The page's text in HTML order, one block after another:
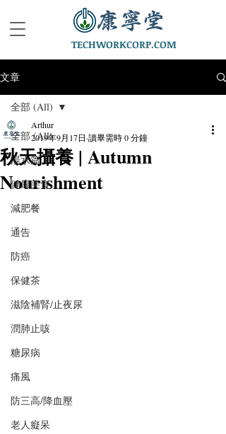
TECHWORKCORP.COM
文章
全部 (All)
湯水篇
健康美食
減肥餐
通告
防癌
保健茶
滋陰補腎/止夜尿
潤肺止咳
糖尿病
痛風
防三高/降血壓
老人癡呆
全部 (All)
秋天攝養 | Autumn
Nourishment
Arthur
2019年9月17日 讀畢需時 0 分鐘